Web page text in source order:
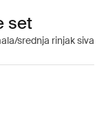
set
srednja rinjak siva
(selected)
bež